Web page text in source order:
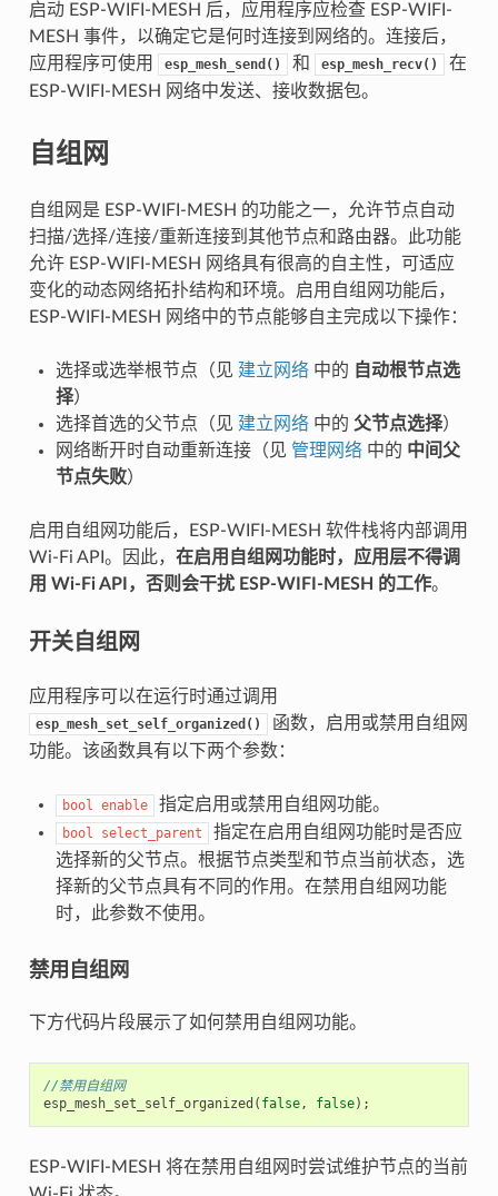
启动 ESP-WIFI-MESH 后，应用程序应检查 ESP-WIFI-
MESH 事件，以确定它是何时连接到网络的。连接后，
应用程序可使用
esp_mesh_send() 和 esp_mesh_recv()
在
ESP-WIFI-MESH 网络中发送、接收数据包。
自组网
自组网是 ESP-WIFI-MESH 的功能之一，允许节点自动
扫描/选择/连接/重新连接到其他节点和路由器。此功能
允许 ESP-WIFI-MESH 网络具有很高的自主性，可适应
变化的动态网络拓扑结构和环境。启用自组网功能后，
ESP-WIFI-MESH 网络中的节点能够自主完成以下操作：
选择或选举根节点（见 建立网络中的 自动根节点选
择）
选择首选的父节点（见 建立网络中的 父节点选择）
网络断开时自动重新连接（见 管理网络中的 中间父
节点失败）
启用自组网功能后，ESP-WIFI-MESH 软件栈将内部调用
Wi-Fi API。因此， 在启用自组网功能时，应用层不得调
用 Wi-Fi API，否则会干扰 ESP-WIFI-MESH 的工作。
开关自组网
应用程序可以在运行时通过调用
esp_mesh_set_self_organized()
函数，启用或禁用自组网
功能。该函数具有以下两个参数：
bool enable 指定启用或禁用自组网功能。
bool select_parent
指定在启用自组网功能时是否应
选择新的父节点。根据节点类型和节点当前状态，选
择新的父节点具有不同的作用。在禁用自组网功能
时，此参数不使用。
禁用自组网
下方代码片段展示了如何禁用自组网功能。
//禁用自组网
esp_mesh_set_self_organized ( false, false);
ESP-WIFI-MESH 将在禁用自组网时尝试维护节点的当前